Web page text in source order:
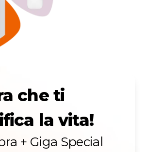
che ti
la vita!
+ Giga Special